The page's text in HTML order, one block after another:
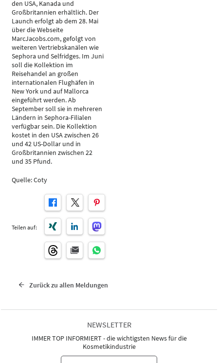
den USA, Kanada und
Großbritannien erhältlich. Der
Launch erfolgt ab dem 28. Mai
über die Webseite
MarcJacobs.com, gefolgt von
weiteren Vertriebskanälen wie
Sephora und Selfridges. Im Juni
soll die Kollektion im
Reisehandel an großen
internationalen Flughäfen in
New York und auf Mallorca
eingeführt werden. Ab
September soll sie in mehreren
Ländern in Sephora-Filialen
verfügbar sein. Die Kollektion
kostet in den USA zwischen 26
und 42 US-Dollar und in
Großbritannien zwischen 22
und 35 Pfund.
Quelle: Coty
Teilen auf:
Zurück zu allen Meldungen
NEWSLETTER
IMMER TOP INFORMIERT - die wichtigsten News für die
Kosmetikindustrie